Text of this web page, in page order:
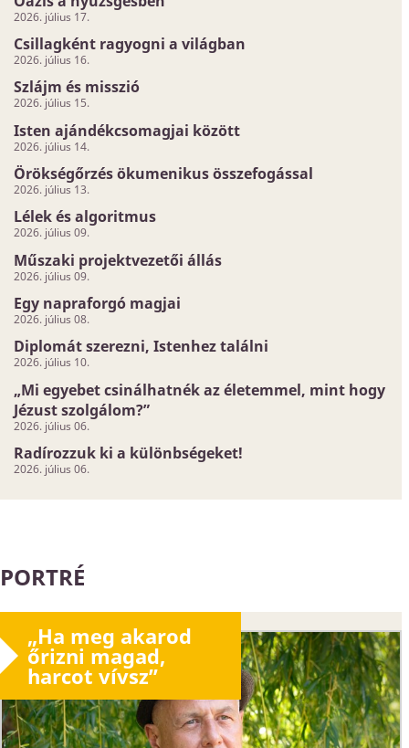
2026. július 17.
Csillagként ragyogni a világban
2026. július 16.
Szlájm és misszió
2026. július 15.
Isten ajándékcsomagjai között
2026. július 14.
Örökségőrzés ökumenikus összefogással
2026. július 13.
Lélek és algoritmus
2026. július 09.
Műszaki projektvezetői állás
2026. július 09.
Egy napraforgó magjai
2026. július 08.
Diplomát szerezni, Istenhez találni
2026. július 10.
„Mi egyebet csinálhatnék az életemmel, mint hogy
Jézust szolgálom?”
2026. július 06.
Radírozzuk ki a különbségeket!
2026. július 06.
PORTRÉ
„Ha meg akarod
őrizni magad,
harcot vívsz”